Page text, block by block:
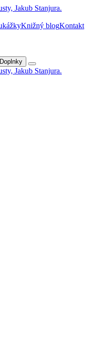
Knižný blogKontakt
Doplnky